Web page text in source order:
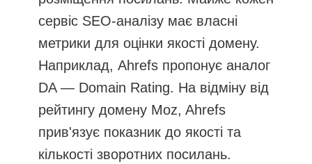
сервіс SEO-аналізу має власні
метрики для оцінки якості домену.
Наприклад, Ahrefs пропонує аналог
DA — Domain Rating. На відміну від
рейтингу домену Moz, Ahrefs
прив'язує показник до якості та
кількості зворотних посилань.